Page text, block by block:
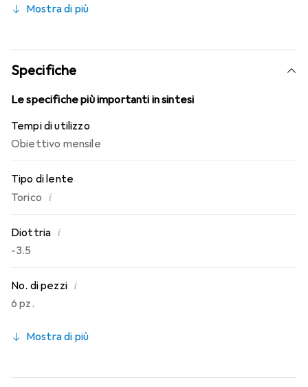
Moisture Matrix e la nota tecnologia SmartShield,
conosci. Comfort e assenza di fastidi per tutto il giorno
con queste lenti mensili.
Mostra di più
Specifiche
Le specifiche più importanti in sintesi
Tempi di utilizzo
Obiettivo mensile
Tipo di lente
Torico i
Diottria i
-3.5
No. di pezzi i
6 pz.
Mostra di più